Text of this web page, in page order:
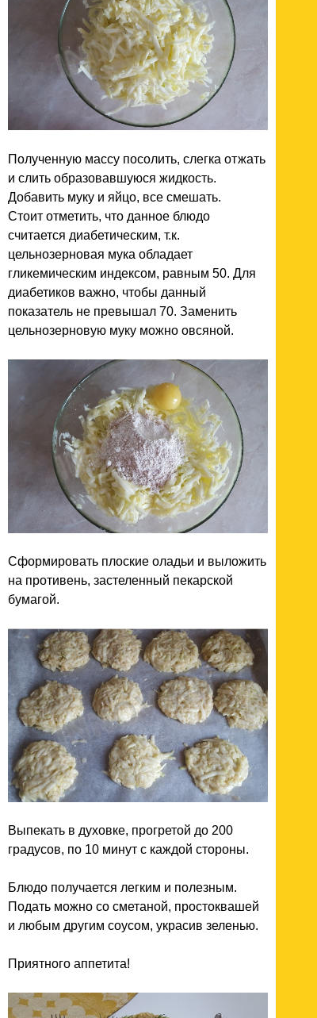
Полученную массу посолить, слегка отжать
и слить образовавшуюся жидкость.
Добавить муку и яйцо, все смешать.
Стоит отметить, что данное блюдо
считается диабетическим, т.к.
цельнозерновая мука обладает
гликемическим индексом, равным 50. Для
диабетиков важно, чтобы данный
показатель не превышал 70. Заменить
цельнозерновую муку можно овсяной.
Сформировать плоские оладьи и выложить
на противень, застеленный пекарской
бумагой.
Выпекать в духовке, прогретой до 200
градусов, по 10 минут с каждой стороны.
Блюдо получается легким и полезным.
Подать можно со сметаной, простоквашей
и любым другим соусом, украсив зеленью.
Приятного аппетита!